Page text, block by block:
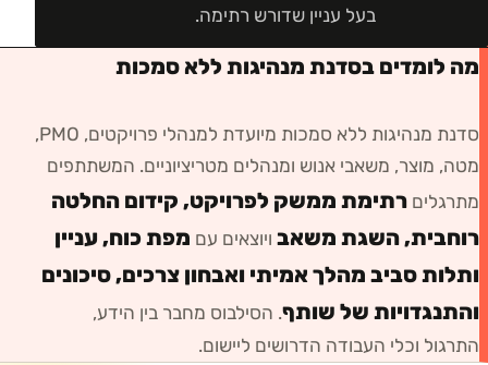
בעל עניין שדורש רתימה.
מה לומדים בסדנת מנהיגות ללא סמכות
סדנת מנהיגות ללא סמכות מיועדת ל
מנהלי פרויקטים, PMO,
מטה, מוצר, משאבי אנוש ומנהלים מטריציוניים. המשתתפים
מתרגלים רתימת ממשק לפרויקט, קידום החלטה
רוחבית, השגת משאב ויוצאים עם מפת כוח, עניין
ותלות סביב מהלך אמיתי ואבחון צרכים, סיכונים
והתנגדויות של שותף. הסילבוס מחבר בין הידע,
התרגול וכלי העבודה הדרושים ליישום.